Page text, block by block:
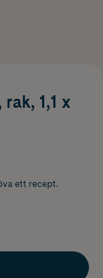
1,1 x
ett recept.